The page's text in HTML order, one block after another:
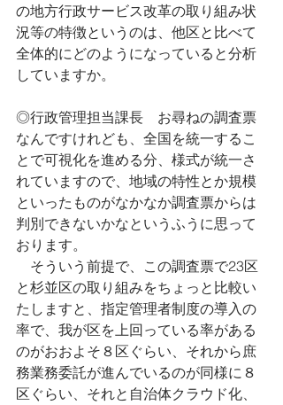
の地方行政サービス改革の取り組み状
況等の特徴というのは、他区と比べて
全体的にどのようになっていると分析
していますか。
◎行政管理担当課長　お尋ねの調査票
なんですけれども、全国を統一するこ
とで可視化を進める分、様式が統一さ
れていますので、地域の特性とか規模
といったものがなかなか調査票からは
判別できないかなというふうに思って
おります。
そういう前提で、この調査票で23区
と杉並区の取り組みをちょっと比較い
たしますと、指定管理者制度の導入の
率で、我が区を上回っている率がある
のがおおよそ８区ぐらい、それから庶
務業務委託が進んでいるのが同様に８
区ぐらい、それと自治体クラウド化、